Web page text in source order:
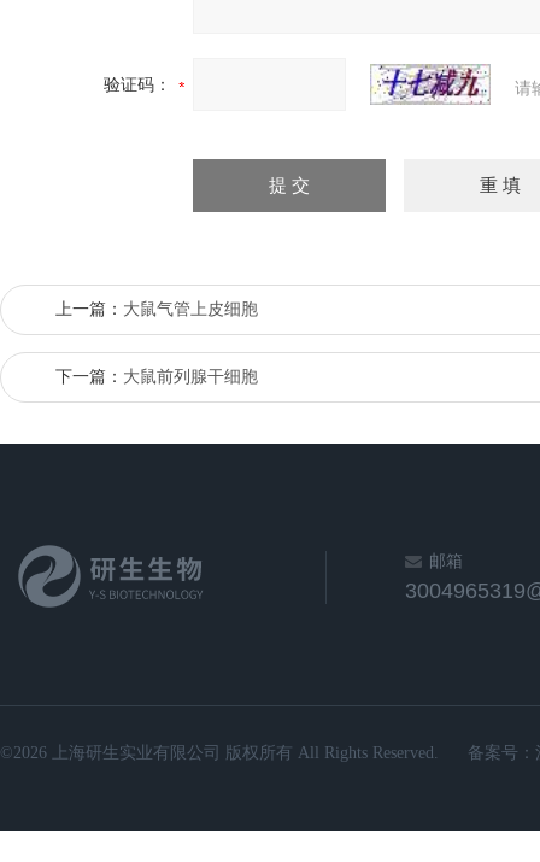
验证码： 请
上一篇： 大鼠气管上皮细胞
下一篇： 大鼠前列腺干细胞
邮箱
©2026 上海研生实业有限公司 版权所有 All Rights Reserved. 备案号：